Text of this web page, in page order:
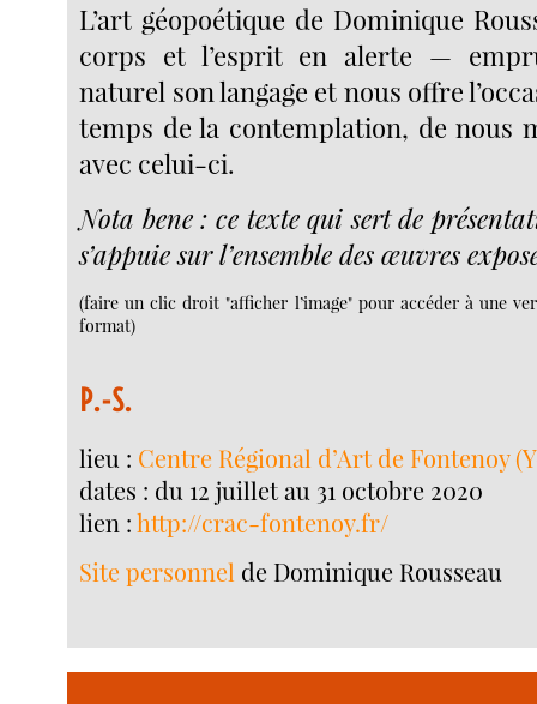
L’art géopoétique de Dominique
corps et l’esprit en alerte —
naturel son langage et nous offre
temps de la contemplation, de nous
avec celui-ci.
Nota bene : ce texte qui sert de
s’appuie sur l’ensemble des œuvres
(faire un clic droit "afficher l’image" pour accéder à une
format)
P.-S.
lieu : Centre Régional d’Art de Fontenoy
dates : du 12 juillet au 31 octobre 2020
lien :http://crac-fontenoy.fr/
Site personnel de Dominique Rousseau